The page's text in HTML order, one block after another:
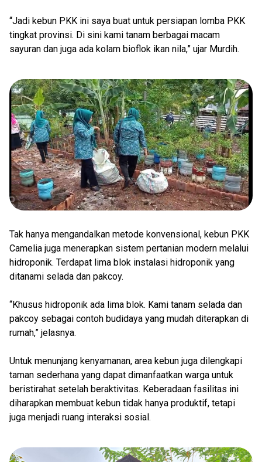
“Jadi kebun PKK ini saya buat untuk persiapan lomba PKK
tingkat provinsi. Di sini kami tanam berbagai macam
sayuran dan juga ada kolam bioflok ikan nila,” ujar Murdih.
Tak hanya mengandalkan metode konvensional, kebun PKK
Camelia juga menerapkan sistem pertanian modern melalui
hidroponik. Terdapat lima blok instalasi hidroponik yang
ditanami selada dan pakcoy.
“Khusus hidroponik ada lima blok. Kami tanam selada dan
pakcoy sebagai contoh budidaya yang mudah diterapkan di
rumah,” jelasnya.
Untuk menunjang kenyamanan, area kebun juga dilengkapi
taman sederhana yang dapat dimanfaatkan warga untuk
beristirahat setelah beraktivitas. Keberadaan fasilitas ini
diharapkan membuat kebun tidak hanya produktif, tetapi
juga menjadi ruang interaksi sosial.